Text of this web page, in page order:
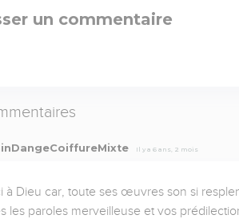
un commentaire
Il y a 6 ans, 2 mois
à Dieu car, toute ses œuvres son si
les paroles merveilleuse et vos